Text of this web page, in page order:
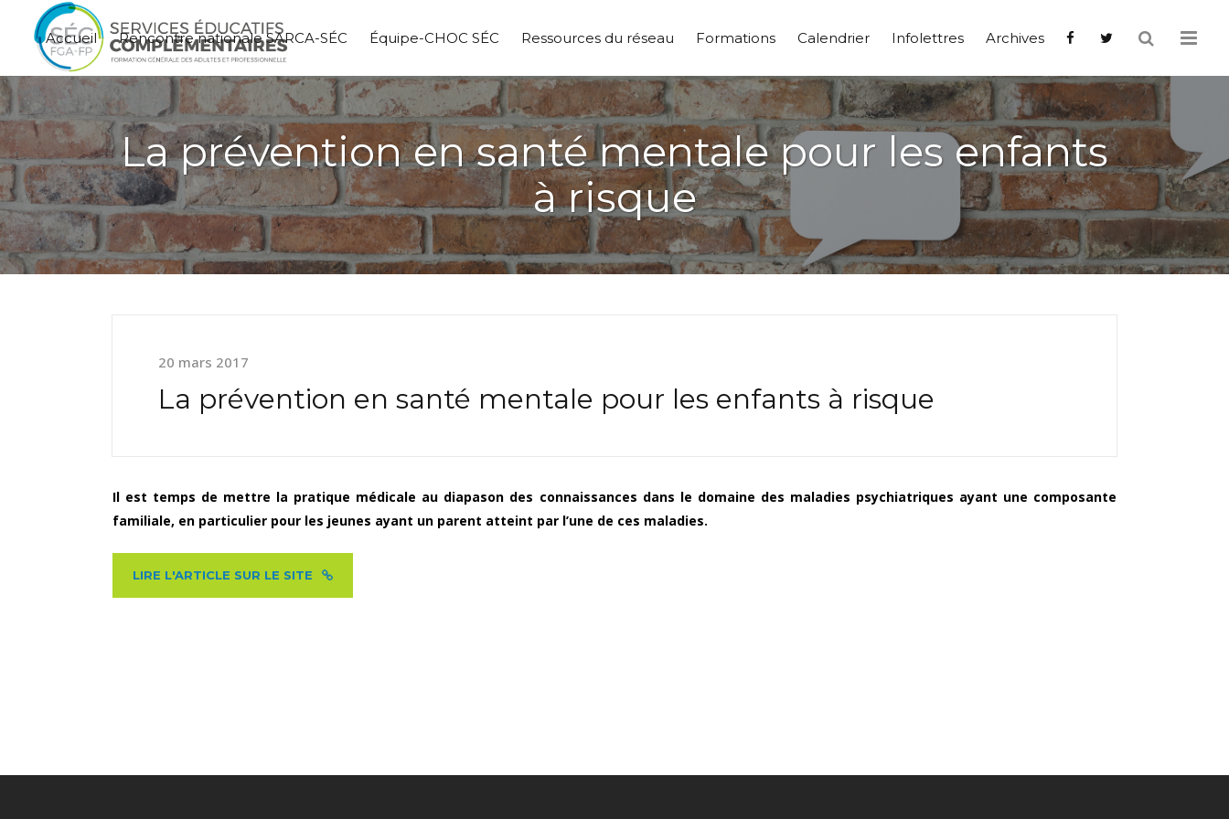
Accueil Rencontre nationale SARCA-SÉC Équipe-CHOC SÉC Ressources du réseau Formations Calendrier Infolettres Archives
La prévention en santé mentale pour les enfants
à risque
20 mars 2017
La prévention en santé mentale pour les enfants à risque
Il est temps de mettre la pratique médicale au diapason des connaissances dans le domaine des maladies psychiatriques ayant une composante
familiale, en particulier pour les jeunes ayant un parent atteint par l’une de ces maladies.
LIRE L'ARTICLE SUR LE SITE